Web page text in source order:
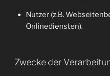
Nutzer (z.B.
Onlinediensten).
Zwecke der